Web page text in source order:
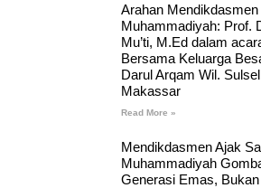
Arahan
Muhammadiyah: Prof.
Mu’ti, M.Ed dalam
Bersama Keluarga
Darul Arqam Wil.
Makassar
Read More »
Mendikdasmen Ajak
Muhammadiyah
Generasi Emas,